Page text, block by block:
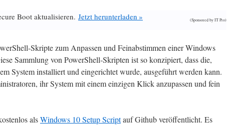
Boot aktualisieren. Jetzt herunterladen » (Sponsored by IT Pro)
Skripte zum Anpassen und Feinabstimmen einer Windows
Sammlung von PowerShell-Skripten ist so konzipiert, dass die,
System installiert und eingerichtet wurde, ausgeführt werden kann.
ihr System mit einem einzigen Klick anzupassen und fein
alsWindows 10 Setup Scriptauf Github veröffentlicht. Es